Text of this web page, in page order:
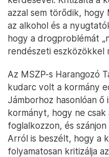
azzal sem törődik, hogy
az alkohol és a
hogy a drogproblémát
rendészeti eszközökkel
Az MSZP-s Harangozó
kudarc volt a kormány
Jámborhoz hasonlóan
kormányt, hogy ne
foglalkozzon, és
Arról is beszélt, hogy a
folyamatosan kritizálja